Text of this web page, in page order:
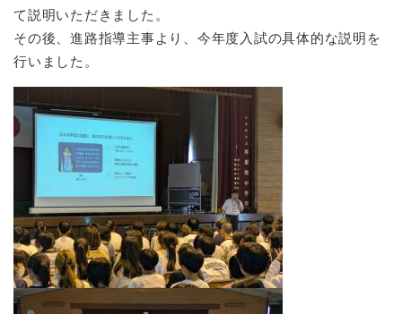
て説明いただきました。
その後、進路指導主事より、今年度入試の具体的な説明を
行いました。